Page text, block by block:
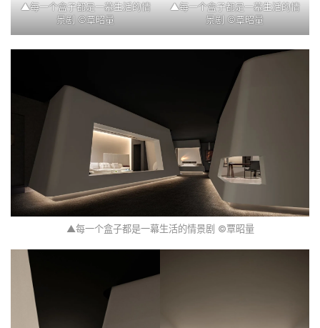
▲每一个盒子都是一幕生活的情
景剧 ©覃昭量
▲每一个盒子都是一幕生活的情
景剧 ©覃昭量
▲每一个盒子都是一幕生活的情景剧 ©覃昭量